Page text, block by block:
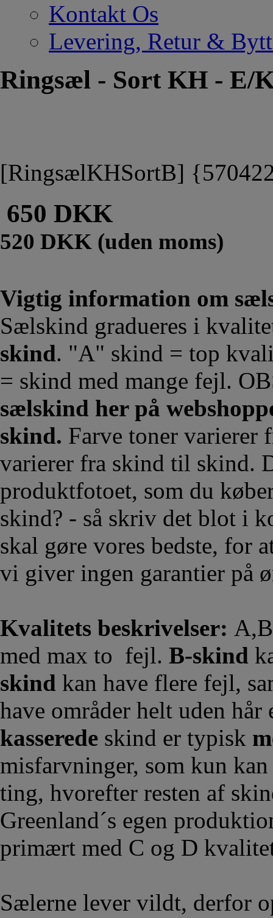
Kontakt Os
Levering, Retur &
Ringsæl - Sort KH - E/
[RingsælKHSortB]
650 DKK
520 DKK (uden moms)
Vigtig information om
Sælskind gradueres i
skind. "A" skind = top
= skind med mange fejl.
sælskind her på
skind. Farve toner varierer
varierer fra skind til skind.
produktfotoet, som du
skind? - så skriv det blot i
skal gøre vores bedste, for
vi giver ingen garantier på
Kvalitets beskrivelser:
med max to fejl. B-skind
skind kan have flere fejl,
have områder helt uden
kasserede skind er typisk
misfarvninger, som kun
ting, hvorefter resten af
Greenland´s egen
primært med C og D
Sælerne lever vildt, derfor